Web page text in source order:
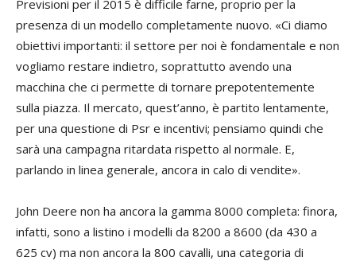
Previsioni per il 2015 è difficile farne, proprio per la
presenza di un modello completamente nuovo. «Ci diamo
obiettivi importanti: il settore per noi è fondamentale e non
vogliamo restare indietro, soprattutto avendo una
macchina che ci permette di tornare prepotentemente
sulla piazza. Il mercato, quest’anno, è partito lentamente,
per una questione di Psr e incentivi; pensiamo quindi che
sarà una campagna ritardata rispetto al normale. E,
parlando in linea generale, ancora in calo di vendite».
John Deere non ha ancora la gamma 8000 completa: finora,
infatti, sono a listino i modelli da 8200 a 8600 (da 430 a
625 cv) ma non ancora la 800 cavalli, una categoria di